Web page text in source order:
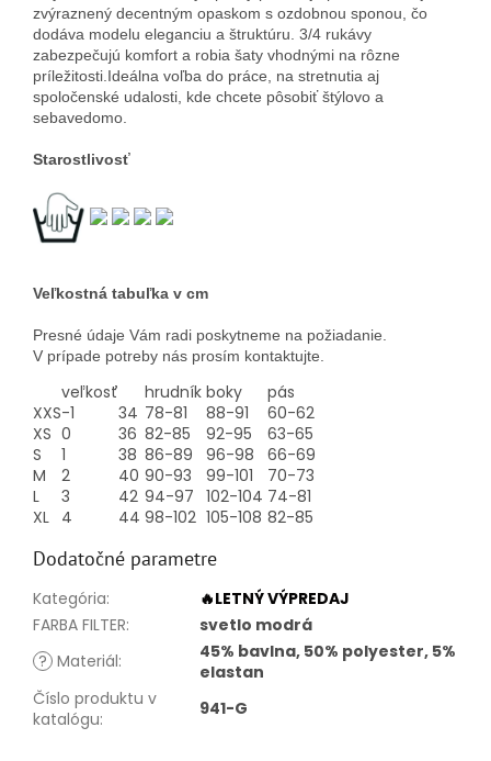
zvýraznený decentným opaskom s ozdobnou sponou, čo
dodáva modelu eleganciu a štruktúru. 3/4 rukávy
zabezpečujú komfort a robia šaty vhodnými na rôzne
príležitosti. Ideálna voľba do práce, na stretnutia aj
spoločenské udalosti, kde chcete pôsobiťštýlovo a
sebavedomo.
Starostlivosť
Veľkostná tabuľka v cm
Presné údaje Vám radi poskytneme na požiadanie.
V prípade potreby nás prosím kontaktujte.
veľkosť hrudník boky
pás
XXS-1 34 78-81 88-91
60-62
XS 0 36 82-85 92-95
63-65
S
1 38 86-89 96-98
66-69
M
2 40 90-93 99-101
70-73
L
3 42 94-97 102-104 74-81
XL 4 44 98-102 105-108 82-85
Dodatočné parametre
Kategória:
🔥LETNÝ VÝPREDAJ
FARBA FILTER:
svetlo modrá
? Materiál:
45% bavlna, 50% polyester, 5%
elastan
Číslo produktu v
katalógu: 941-G